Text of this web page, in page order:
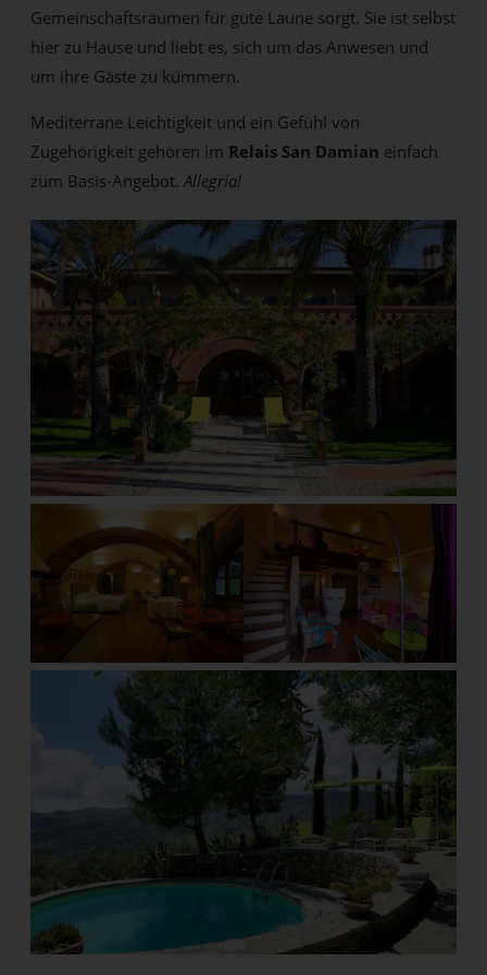
Gemeinschaftsräumen für gute Laune sorgt. Sie ist selbst
hier zu Hause und liebt es, sich um das Anwesen und
um ihre Gäste zu kümmern.
Mediterrane Leichtigkeit und ein Gefühl von
Zugehörigkeit gehören im Relais San Damian einfach
zum Basis-Angebot.Allegria!